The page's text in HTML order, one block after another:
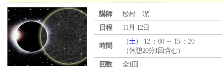
講師
松村 潔
日程
11月 12日
時間
（土） 12 ：00 ～ 15 ：20
（休憩20分1回含む）
回数
全1回